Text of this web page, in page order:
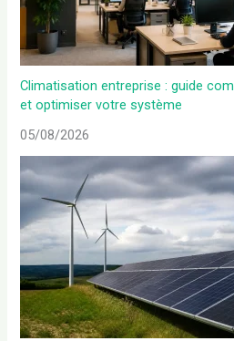
Climatisation entreprise : guide
et optimiser votre système
05/08/2026